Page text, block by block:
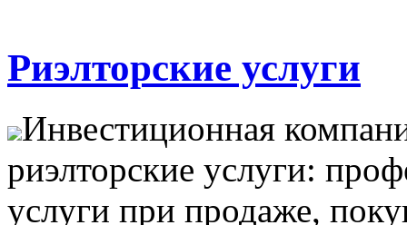
Риэлторские услуги
Инвестиционная
риэлторские услуги:
услуги при продаже,